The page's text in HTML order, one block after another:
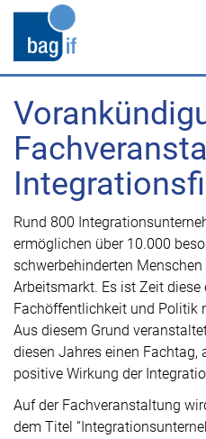
Rund 800
ermöglichen über 10.000
schwerbehinderten
Arbeitsmarkt. Es ist Zeit
Fachöffentlichkeit und Politik
Aus diesem Grund
diesen Jahres einen Fachtag,
positive Wirkung der
Auf der Fachveranstaltung
dem Titel